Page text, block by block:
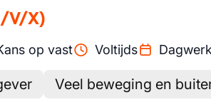
V/X)
op vast Voltijds
Veel beweging en